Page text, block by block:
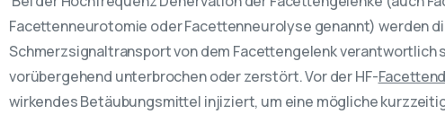
Facettenneurotomie oder Facettenneurolyse genannt) werden
Schmerzsignaltransport von dem Facettengelenk verantwortlich
vorübergehend unterbrochen oder zerstört. Vor der HF-
wirkendes Betäubungsmittel injiziert, um eine mögliche